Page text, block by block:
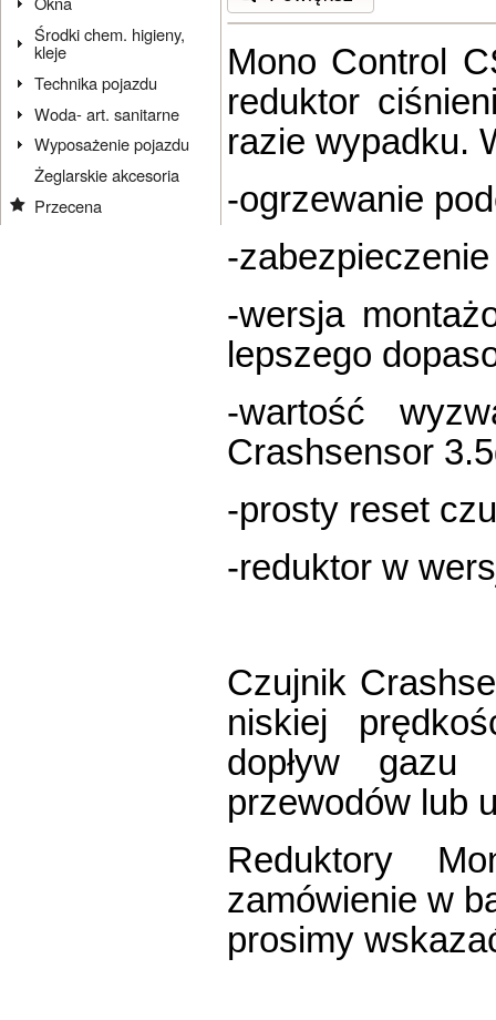
Środki chem. higieny,
kleje
Technika pojazdu
Woda- art. sanitarne
Wyposażenie pojazdu
Żeglarskie akcesoria
Przecena
Mono Control
reduktor
razie wypadku.
-ogrzewanie
-
-wersja
lepszego
-wartość
Crashsensor
-prosty reset
-reduktor w
Czujnik
niskiej
dopływ gazu
przewodów lub
Reduktory
zamówienie w
prosimy